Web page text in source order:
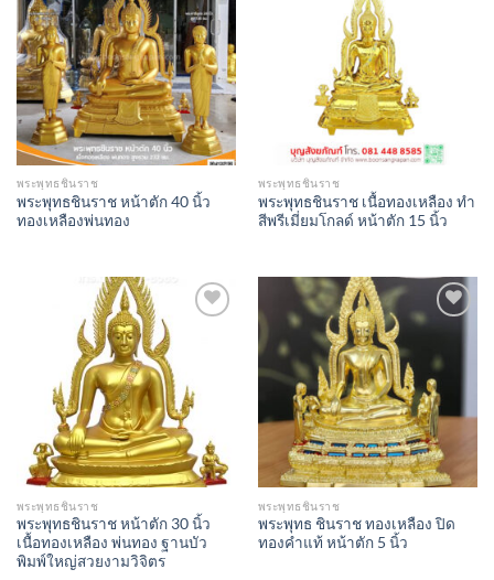
Add to
Wishlist
พระพุทธชินราช
พระพุทธชินราช หน้าตัก 40 นิ้ว
ทองเหลืองพ่นทอง
พระพุทธชินราช
พระพุทธชินราช เนื้อทองเหลือง ทำ
สีพรีเมี่ยมโกลด์ หน้าตัก 15 นิ้ว
พระพุทธชินราช
พระพุทธชินราช หน้าตัก 30 นิ้ว
เนื้อทองเหลือง พ่นทอง ฐานบัว
พิมพ์ใหญ่สวยงามวิจิตร
พระพุทธชินราช
พระพุทธ ชินราช ทองเหลือง ปิด
ทองคำแท้ หน้าตัก 5 นิ้ว